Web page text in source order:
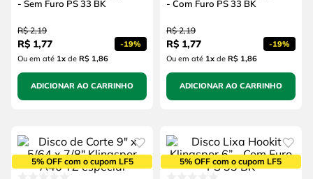
- Sem Furo PS 33 BK
R$ 2,19
R$ 1,77 -19%
Ou em até 1xde R$ 1,86
ADICIONAR AO CARRINHO
- Com Furo PS 33 BK
R$ 2,19
R$ 1,77 -19%
Ou em até 1xde R$ 1,86
ADICIONAR AO CARRINHO
5% OFF com o cupom LF5 5% OFF com o cupom LF5